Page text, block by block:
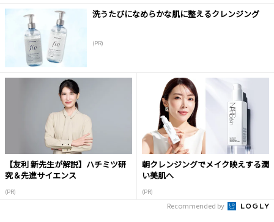
洗うたびになめらかな肌に整えるクレンジング
(PR)
【友利 新先生が解説】ハチミツ研
究＆先進サイエンス
(PR)
朝クレンジングでメイク映えする潤
い美肌へ
(PR)
Recommended by